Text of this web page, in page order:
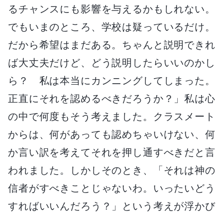
るチャンスにも影響を与えるかもしれない。
でもいまのところ、学校は疑っているだけ。
だから希望はまだある。ちゃんと説明できれ
ば大丈夫だけど、どう説明したらいいのかし
ら？ 私は本当にカンニングしてしまった。
正直にそれを認めるべきだろうか？」私は心
の中で何度もそう考えました。クラスメート
からは、何があっても認めちゃいけない、何
か言い訳を考えてそれを押し通すべきだと言
われました。しかしそのとき、「それは神の
信者がすべきことじゃないわ。いったいどう
すればいいんだろう？」という考えが浮かび